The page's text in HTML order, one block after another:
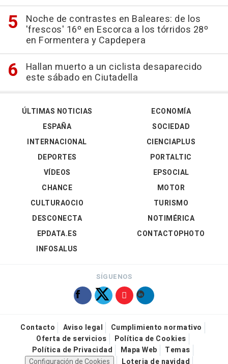
Noche de contrastes en Baleares: de los
'frescos' 16º en Escorca a los tórridos 28º
en Formentera y Capdepera
Hallan muerto a un ciclista desaparecido
este sábado en Ciutadella
ÚLTIMAS NOTICIAS
ESPAÑA
INTERNACIONAL
DEPORTES
VÍDEOS
ECONOMÍA
SOCIEDAD
CIENCIAPLUS
PORTALTIC
EPSOCIAL
CHANCE
CULTURAOCIO
DESCONECTA
EPDATA.ES
INFOSALUS
MOTOR
TURISMO
NOTIMÉRICA
CONTACTOPHOTO
SÍGUENOS
Contacto Aviso legal
Cumplimiento normativo
Oferta de servicios
Política de Cookies
Política de Privacidad
Mapa Web
Temas
Configuración de Cookies
Loteria de navidad